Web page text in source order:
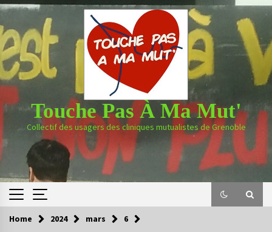
Skip
content
Touche Pas À Ma Mut'
Collectif des usagers des cliniques mutualistes de Grenoble
Home 2024 mars 6